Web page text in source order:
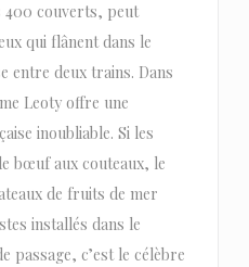
400 couverts, peut
qui flânent dans le
entre deux trains. Dans
Leoty offre une
inoubliable. Si les
bœuf aux couteaux, le
de fruits de mer
installés dans le
passage, c’est le célèbre